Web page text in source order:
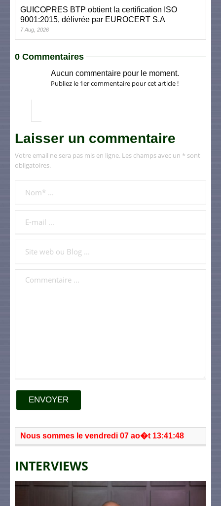
GUICOPRES BTP obtient la certification ISO
9001:2015, délivrée par EUROCERT S.A
7 Aug, 2026
0 Commentaires
Aucun commentaire pour le moment.
Publiez le 1er commentaire pour cet article !
Laisser un commentaire
Votre email ne sera pas mis en ligne. Les champs avec un * sont
obligatoires.
ENVOYER
Nous sommes le vendredi 07 ao�t 13:41:48
INTERVIEWS